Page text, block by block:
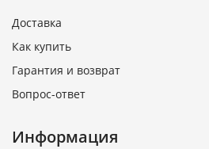
Доставка
Как купить
Гарантия и возврат
Вопрос-ответ
Информация